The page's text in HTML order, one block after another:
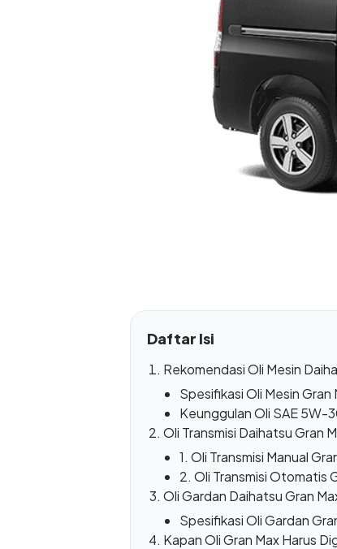
Daftar Isi
Rekomendasi Oli Mesin
Spesifikasi Oli Mesin Gran
Keunggulan Oli SAE 5W-
Oli Transmisi Daihatsu Gran
1. Oli Transmisi Manual
2. Oli Transmisi Otomatis
Oli Gardan Daihatsu Gran
Spesifikasi Oli Gardan
Kapan Oli Gran Max Harus